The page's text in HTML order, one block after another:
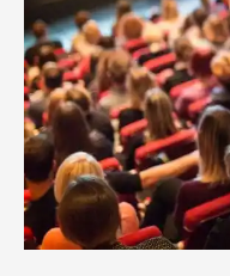
académicas